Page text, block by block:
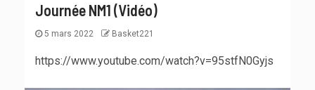
Journée NM1 (Vidéo)
5 mars 2022 Basket221
https://www.youtube.com/watch?v=95stfN0Gyjs